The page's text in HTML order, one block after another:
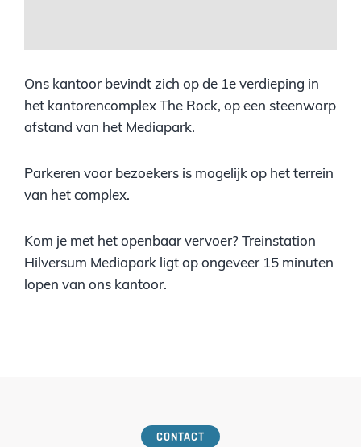
Ons kantoor bevindt zich op de 1e verdieping in
het kantorencomplex The Rock, op een steenworp
afstand van het Mediapark.
Parkeren voor bezoekers is mogelijk op het terrein
van het complex.
Kom je met het openbaar vervoer? Treinstation
Hilversum Mediapark ligt op ongeveer 15 minuten
lopen van ons kantoor.
CONTACT